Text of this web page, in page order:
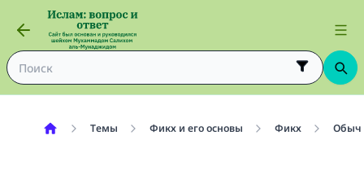
Темы Фикх и его основы Фикх